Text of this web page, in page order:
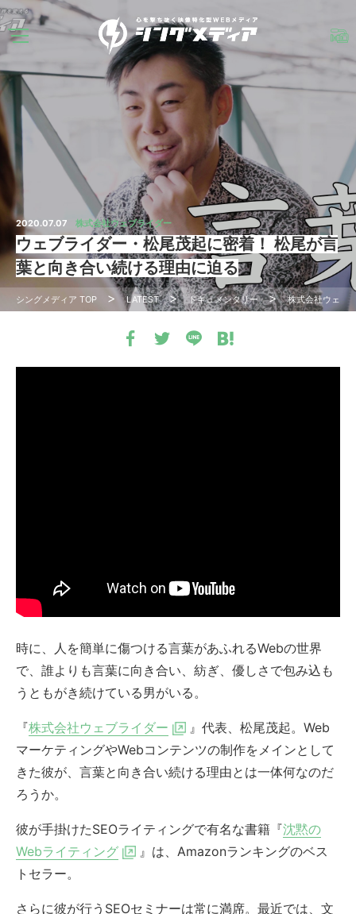
2020.07.07 株式会社ウェブライダー
ウェブライダー・松尾茂起に密着！ 松尾が言
葉と向き合い続ける理由に迫る
シングメディア TOP LATEST ドキュメンタリー 株式会社ウェブ
時に、人を簡単に傷つける言葉があふれるWebの世界
で、誰よりも言葉に向き合い、紡ぎ、優しさで包み込も
うともがき続けている男がいる。
『株式会社ウェブライダー
』代表、松尾茂起。Web
マーケティングやWebコンテンツの制作をメインとして
きた彼が、言葉と向き合い続ける理由とは一体何なのだ
ろうか。
彼が手掛けたSEOライティングで有名な書籍『沈黙の
Webライティング
』は、Amazonランキングのベス
トセラー。
さらに彼が行うSEOセミナーは常に満席。最近では、文